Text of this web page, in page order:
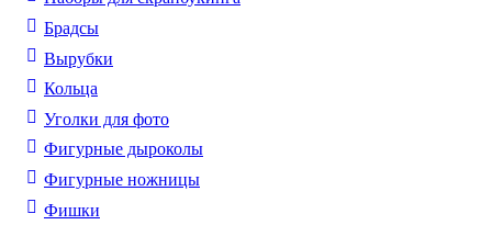
Брадсы
Вырубки
Кольца
Уголки для фото
Фигурные дыроколы
Фигурные ножницы
Фишки